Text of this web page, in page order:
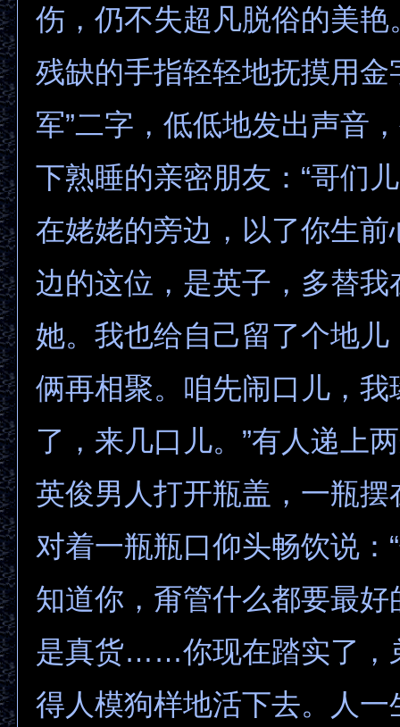
伤，仍不失超凡脱俗的美艳
残缺的手指轻轻地抚摸用金
军”二字，低低地发出声音
下熟睡的亲密朋友：“哥们
在姥姥的旁边，以了你生前
边的这位，是英子，多替我
她。我也给自己留了个地儿
俩再相聚。咱先闹口儿，我
了，来几口儿。”有人递上
英俊男人打开瓶盖，一瓶摆
对着一瓶瓶口仰头畅饮说：
知道你，甭管什么都要最好
是真货……你现在踏实了，
得人模狗样地活下去。人一